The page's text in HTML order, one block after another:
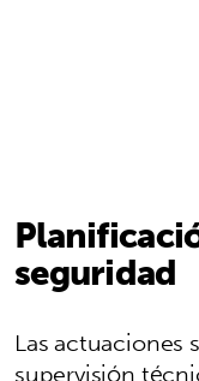
seguridad
Las actuaciones